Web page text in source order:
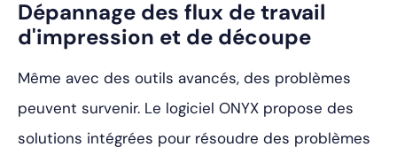
Dépannage des flux de travail
d'impression et de découpe
Même avec des outils avancés, des problèmes
peuvent survenir. Le logiciel ONYX propose des
solutions intégrées pour résoudre des problèmes